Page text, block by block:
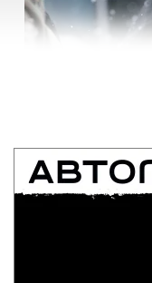
Фото: Роман Яровицын,
Законопроект